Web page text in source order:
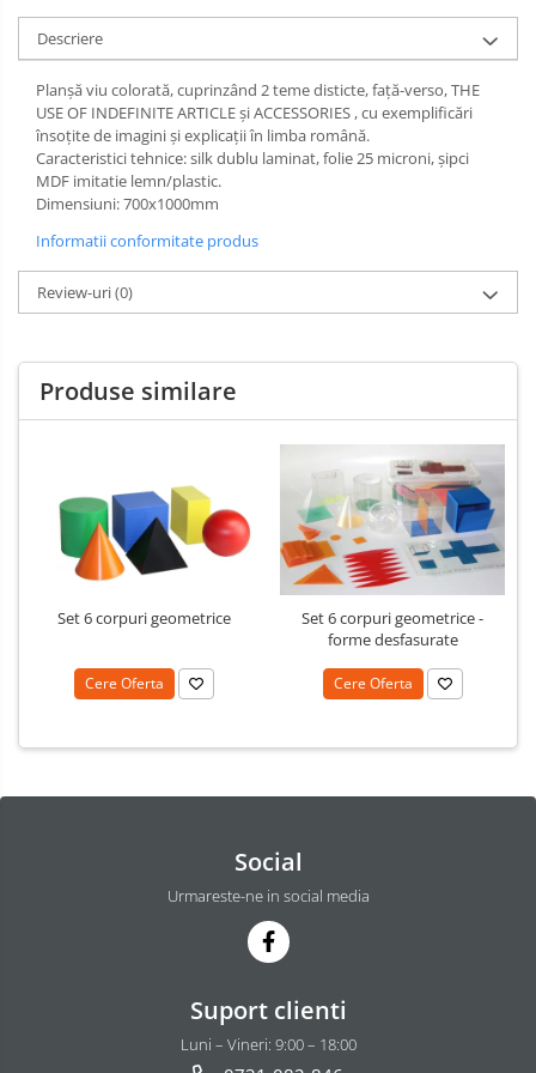
Limba engleza
Aviziere
Flipchart-uri si Rezerve
Accesorii
Panouri Afisare
Table magnetice din sticla
Descriere
Planșă viu colorată, cuprinzând 2 teme disticte, față-verso, THE
USE OF INDEFINITE ARTICLE și ACCESSORIES , cu exemplificări
însoțite de imagini și explicații în limba română.
Caracteristici tehnice: silk dublu laminat, folie 25 microni, şipci
MDF imitatie lemn/plastic.
Dimensiuni: 700x1000mm
Informatii conformitate produs
Review-uri(0)
Produse similare
Set 6 corpuri geometrice
Cere Oferta
Set 6 corpuri geometrice -
forme desfasurate
Cere Oferta
Social
Urmareste-ne in social media
Suport clienti
Luni – Vineri: 9:00 – 18:00